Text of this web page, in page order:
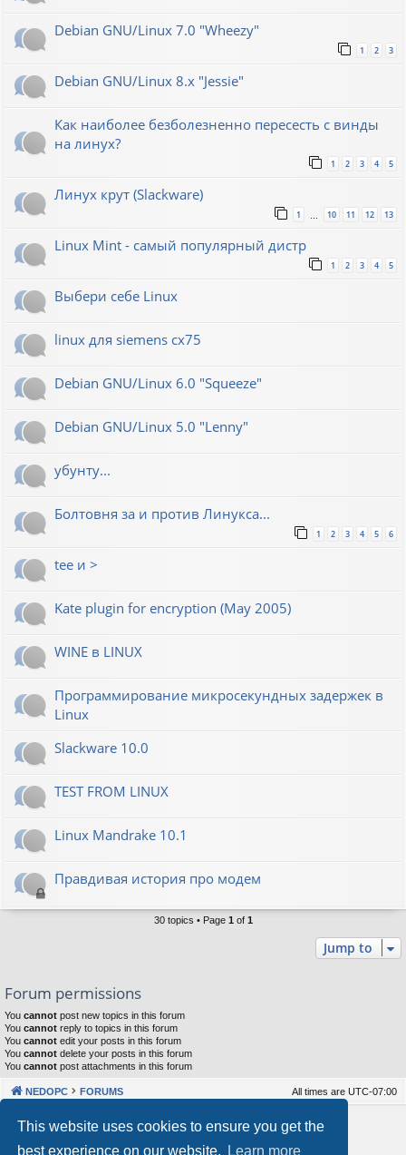
This website uses cookies to ensure you get the
best experience on our website.
Learn more
Debian GNU/Linux 7.0 "Wheezy"
1 2 3
Debian GNU/Linux 8.x "Jessie"
Как наиболее безболезненно пересесть с винды
на линух?
1 2 3 4 5
Линух крут (Slackware)
1 … 10 11 12 13
Linux Mint - самый популярный дистр
1 2 3 4 5
Выбери себе Linux
linux для siemens cx75
Debian GNU/Linux 6.0 "Squeeze"
Debian GNU/Linux 5.0 "Lenny"
убунту...
Болтовня за и против Линукса...
1 2 3 4 5 6
tee и >
Kate plugin for encryption (May 2005)
WINE в LINUX
Программирование микросекундных задержек в
Linux
Slackware 10.0
TEST FROM LINUX
Linux Mandrake 10.1
Правдивая история про модем
30 topics • Page 1 of 1
Jump to
Forum permissions
You cannot post new topics in this forum
You cannot reply to topics in this forum
You cannot edit your posts in this forum
You cannot delete your posts in this forum
You cannot post attachments in this forum
NEDOPC FORUMS All times are UTC-07:00
Powered by phpBB® Forum Software © phpBB Limited
Our VPS Hosting By RimuHosting